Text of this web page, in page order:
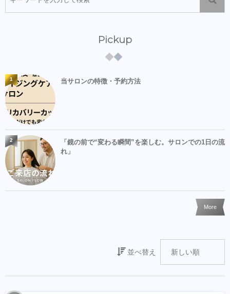
Pickup
当サロンの特徴・予約方法
1
「鏡の前で“変わる瞬間”を楽しむ。サロンでの1日の流
れ」
2
More
並べ替え